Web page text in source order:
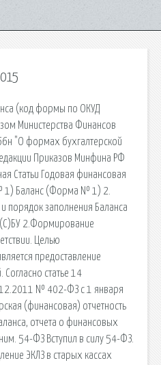
(код формы по ОКУД
Министерства Финансов
"О формах бухгалтерской
Приказов Минфина РФ
Статьи Годовая финансовая
1) Баланс (Форма № 1) 2.
заполнения Баланса
2.Формирование
Целью
предоставление
статье 14
№ 402-ФЗ с 1 января
(финансовая) отчетность
отчета о финансовых
54-ФЗ Вступил в силу 54-ФЗ.
ЭКЛЗ в старых кассах